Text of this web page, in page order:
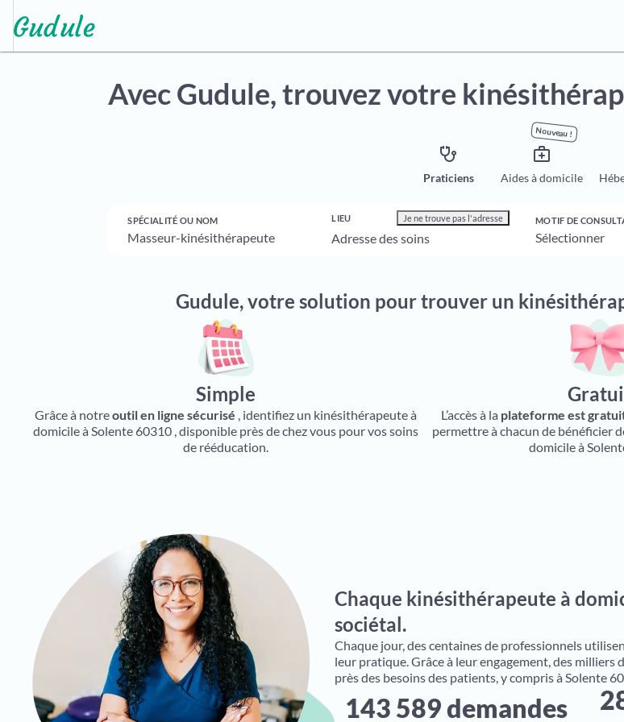
Avec Gudule,trouvez votre
stethoscope
Praticiens
Nouveau !
medical_services
Aides à domicile
SPÉCIALITÉ OU NOM LIEU Je ne trouve pas l'adresse MOTIF DE
Gudule, votre solution pour trouver un
Simple
Grâce à notreoutil en ligne sécurisé , identifiez un kinésithérapeute à
domicile à Solente 60310 , disponible près de chez vous pour vos soins
de rééducation.
L’accès à la plateforme est
permettre à chacun de bénéficier
domicile à
Chaque kinésithérapeute à
sociétal.
Chaque jour, des centaines de professionnels
leur pratique. Grâce à leur engagement, des milliers
près des besoins des patients, y compris à Solente
143 589 demandes